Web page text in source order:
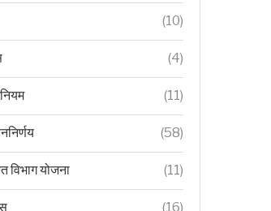
(10)
(4)
(11)
(58)
विभाग योजना (11)
(16)